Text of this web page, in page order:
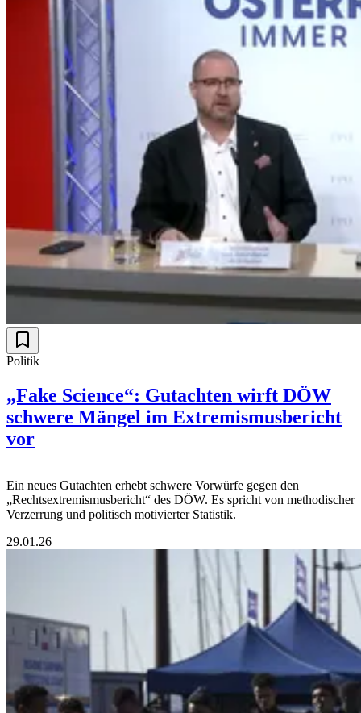
Politik
„Fake Science“: Gutachten wirft DÖW
schwere Mängel im Extremismusbericht
vor
Ein neues Gutachten erhebt schwere Vorwürfe gegen den
„Rechtsextremismusbericht“ des DÖW. Es spricht von methodischer
Verzerrung und politisch motivierter Statistik.
29.01.26